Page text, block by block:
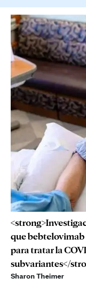
que
para tratar la
subvariantes</
Sharon Theimer